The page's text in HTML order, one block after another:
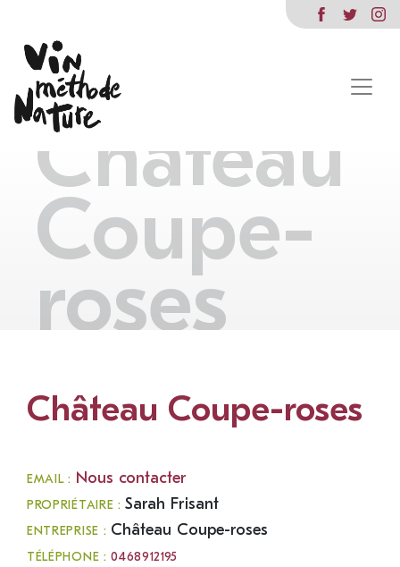
Château
Coupe-
roses
Château Coupe-roses
EMAIL : Nous contacter
PROPRIÉTAIRE :Sarah Frisant
ENTREPRISE : Château Coupe-roses
TÉLÉPHONE :0468912195